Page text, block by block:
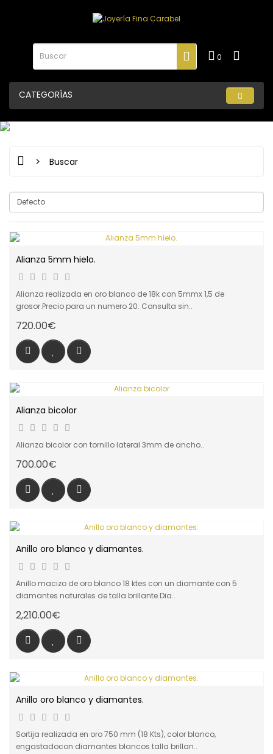
0
CATEGORÍAS
Buscar
Alianza 5mm hielo.
Alianza realizada en oro blanco de 18k con 5mmx 1,5 de
grosor.Precio para un numero 20. Consulta sin..
720.00€
Alianza bicolor
Alianza bicolor con tornillo lateral 3mm de ancho..
700.00€
Anillo oro blanco y diamantes.
Anillo macizo de oro blanco 18 ktes con un diamante con 5
diamantes naturales de talla brillante.Dia..
2,210.00€
Anillo oro blanco y diamantes.
Sortija realizada en oro 750 mm (18 Kts), color blanco,
engastadocon diamantes blancos talla brillan..